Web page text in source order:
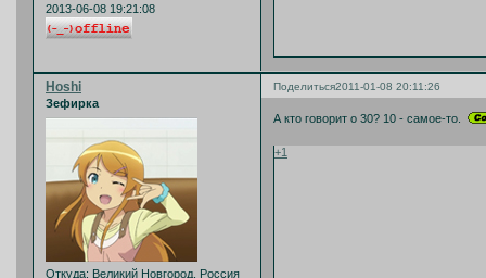
2013-06-08 19:21:08
Поделиться2011-01-08 20:11:26
Hoshi
Зефирка
Откуда: Великий Новгород, Россия
А кто говорит о 30? 10 - самое-то.
+1